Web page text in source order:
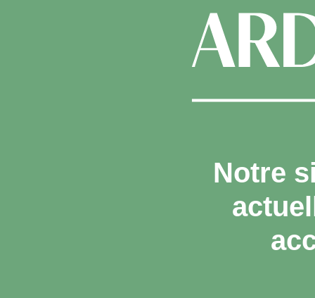
Notre